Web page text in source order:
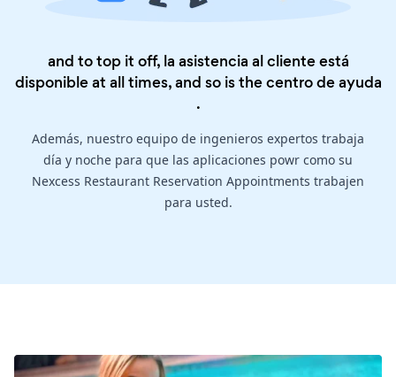
and to top it off, la asistencia al cliente está
disponible at all times, and so is thecentro de ayuda
.
Además, nuestro equipo de ingenieros expertos trabaja
día y noche para que las aplicaciones powr como su
Nexcess Restaurant Reservation Appointments trabajen
para usted.